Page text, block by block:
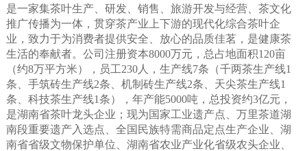
是一家集茶叶生产、研发、销售、旅游开发与经营、茶文化
推广传播为一体，贯穿茶产业上下游的现代化综合茶叶企
业，致力于为消费者提供安全、放心的品质佳茗，是健康茶
生活的奉献者。公司注册资本8000万元，总占地面积120亩
（约8万平方米），员工230人，生产线7条（千两茶生产线1
条、手筑砖生产线2条、机制砖生产线2条、天尖茶生产线1
条、科技茶生产线1条），年产能5000吨，总投资约3亿元，
是湖南省茶叶龙头企业；现为国家工业遗产点、万里茶道湖
南段重要遗产入选点、全国民族特需商品定点生产企业、湖
南省省级文物保护单位、湖南省农业产业化省级农头企业、